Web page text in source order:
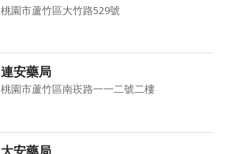
桃園市蘆竹區大竹路529號
連安藥局
桃園市蘆竹區南崁路一一二號二樓